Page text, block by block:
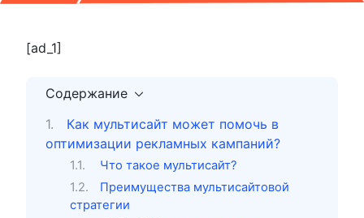
[ad_1]
Содержание
Как мультисайт может помочь в
оптимизации рекламных кампаний?
Что такое мультисайт?
Преимущества мультисайтовой
стратегии